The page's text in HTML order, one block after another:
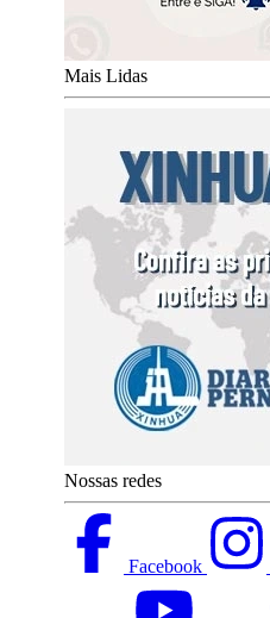
Mais Lidas
Nossas redes
Facebook